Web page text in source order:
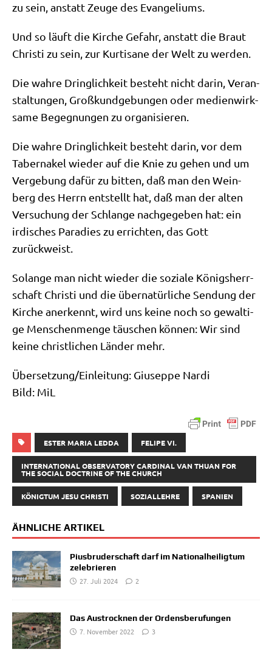
zu sein, anstatt Zeu­ge des Evangeliums.
Und so läuft die Kir­che Gefahr, anstatt die Braut
Chri­sti zu sein, zur Kur­ti­sa­ne der Welt zu werden.
Die wah­re Dring­lich­keit besteht nicht dar­in, Ver­an­
stal­tun­gen, Groß­kund­ge­bun­gen oder medi­en­wirk­
sa­me Begeg­nun­gen zu organisieren.
Die wah­re Dring­lich­keit besteht dar­in, vor dem
Taber­na­kel wie­der auf die Knie zu gehen und um
Ver­ge­bung dafür zu bit­ten, daß man den Wein­
berg des Herrn ent­stellt hat, daß man der alten
Ver­su­chung der Schlan­ge nach­ge­ge­ben hat: ein
irdi­sches Para­dies zu errich­ten, das Gott
zurückweist.
Solan­ge man nicht wie­der die sozia­le Königs­herr­
schaft Chri­sti und die über­na­tür­li­che Sen­dung der
Kir­che aner­kennt, wird uns kei­ne noch so gewal­ti­
ge Men­schen­men­ge täu­schen kön­nen: Wir sind
kei­ne christ­li­chen Län­der mehr.
Übersetzung/​Einleitung: Giu­sep­pe Nar­di
Bild: MiL
ESTER MARIA LEDDA FELIPE VI.
INTERNATIONAL OBSERVATORY CARDINAL VAN THUAN FOR
THE SOCIAL DOCTRINE OF THE CHURCH
KÖNIGTUM JESU CHRISTI SOZIALLEHRE SPANIEN
ÄHNLICHE ARTIKEL
Piusbruderschaft darf im Nationalheiligtum
zelebrieren
27. Juli 2024
2
Das Austrocknen der Ordensberufungen
7. November 2022
3